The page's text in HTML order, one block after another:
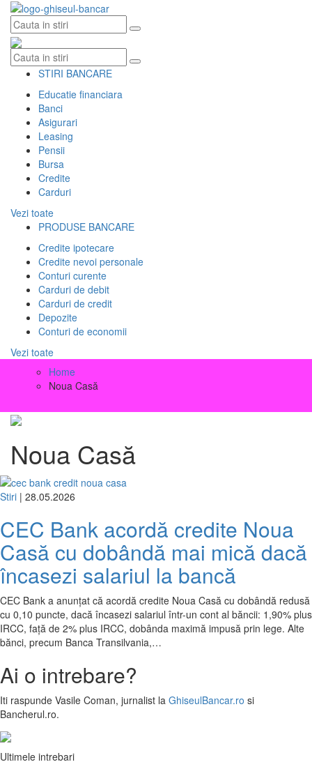
Skip
content
STIRI BANCARE
Educatie financiara
Banci
Asigurari
Leasing
Pensii
Bursa
Credite
Carduri
Vezi toate
PRODUSE BANCARE
Credite ipotecare
Credite nevoi personale
Conturi curente
Carduri de debit
Carduri de credit
Depozite
Conturi de economii
Vezi toate
Home
Noua Casă
Noua Casă
Stiri | 28.05.2026
CEC Bank acordă credite Noua
Casă cu dobândă mai mică dacă
încasezi salariul la bancă
CEC Bank a anunțat că acordă credite Noua Casă cu dobândă redusă
cu 0,10 puncte, dacă încasezi salariul într-un cont al băncii: 1,90% plus
IRCC, față de 2% plus IRCC, dobânda maximă impusă prin lege. Alte
bănci, precum Banca Transilvania,…
Ai o intrebare?
Iti raspunde Vasile Coman, jurnalist la GhiseulBancar.ro si
Bancherul.ro.
Ultimele intrebari